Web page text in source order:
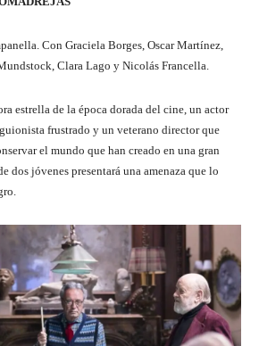
Con Graciela Borges, Oscar Martínez,
Clara Lago y Nicolás Francella.
estrella de la época dorada del cine, un actor
frustrado y un veterano director que
el mundo que han creado en una gran
dos jóvenes presentará una amenaza que lo